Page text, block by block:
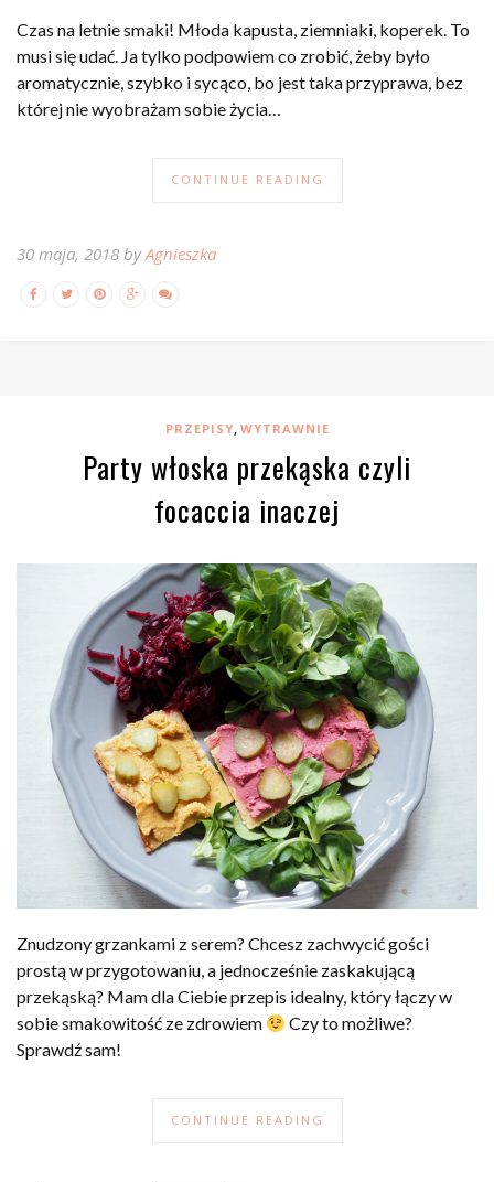
Czas na letnie smaki! Młoda kapusta, ziemniaki, koperek. To
musi się udać. Ja tylko podpowiem co zrobić, żeby było
aromatycznie, szybko i sycąco, bo jest taka przyprawa, bez
której nie wyobrażam sobie życia…
CONTINUE READING
30 maja, 2018 byAgnieszka
PRZEPISY, WYTRAWNIE
Party włoska przekąska czyli
focaccia inaczej
Znudzony grzankami z serem? Chcesz zachwycić gości
prostą w przygotowaniu, a jednocześnie zaskakującą
przekąską? Mam dla Ciebie przepis idealny, który łączy w
sobie smakowitość ze zdrowiem
Czy to możliwe?
Sprawdź sam!
CONTINUE READING